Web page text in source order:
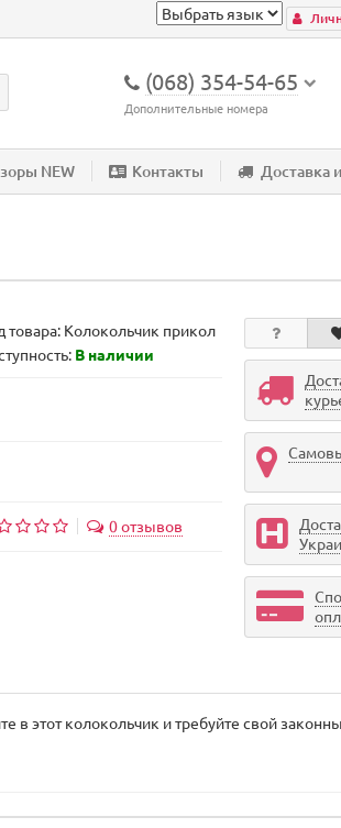
(068) 354-54-65
Дополнительные номера
NEW Контакты Доставка
товара: Колокольчик прикол
В наличии
0 отзывов
этот колокольчик и требуйте свой